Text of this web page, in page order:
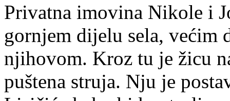
Privatna imovina Nikole i
gornjem dijelu sela, većim
njihovom. Kroz tu je žicu
puštena struja. Nju je